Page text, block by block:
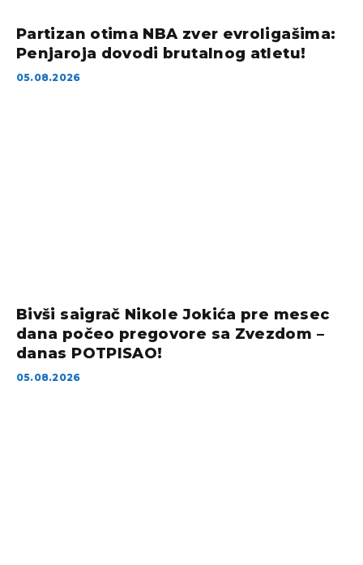
Partizan otima NBA zver evroligašima:
Penjaroja dovodi brutalnog atletu!
05.08.2026
Bivši saigrač Nikole Jokića pre mesec
dana počeo pregovore sa Zvezdom –
danas POTPISAO!
05.08.2026